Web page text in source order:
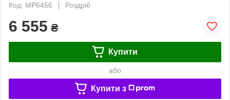
Код: MP6456
Роздріб
6 555 ₴
Купити
або
Купити з